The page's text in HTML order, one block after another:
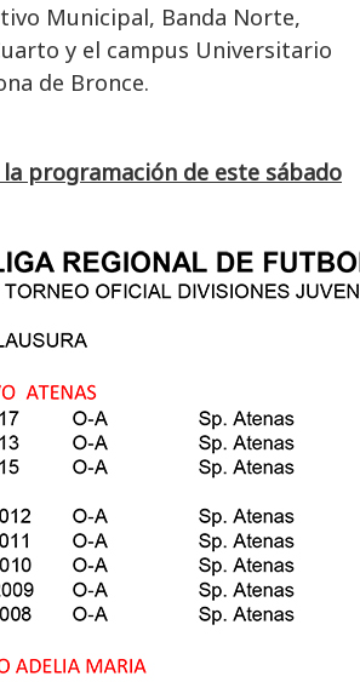
Municipal, Banda Norte,
y el campus Universitario
de Bronce.
programación de este sábado